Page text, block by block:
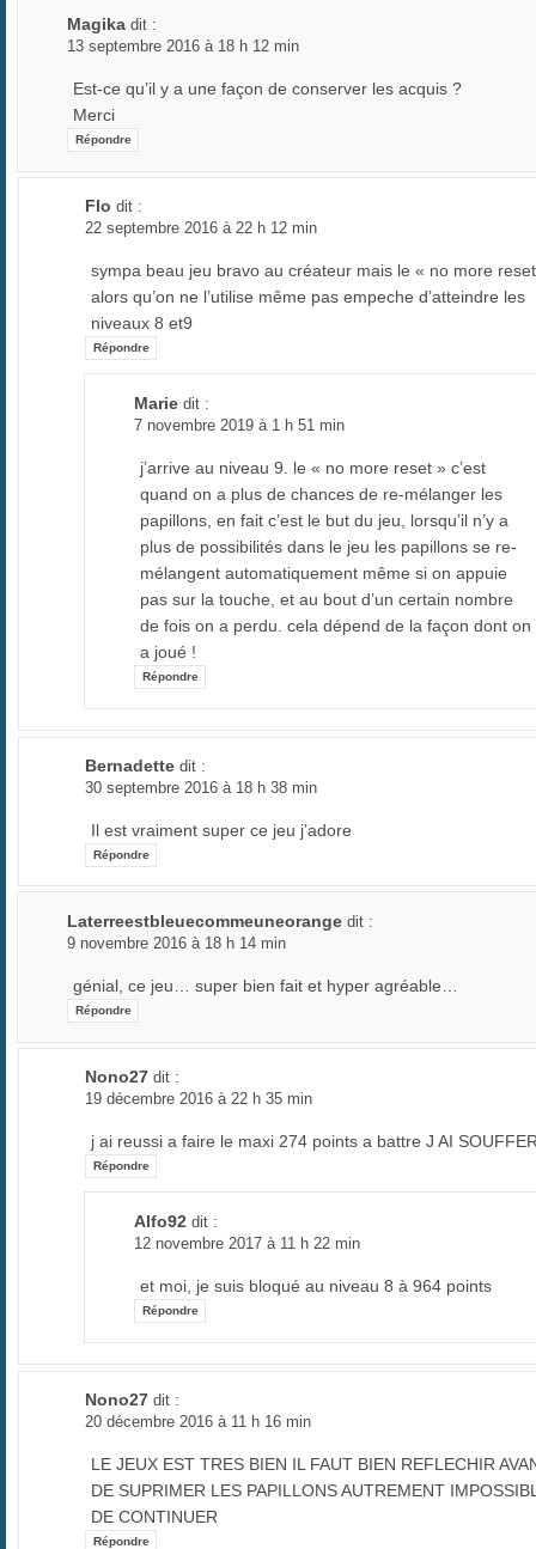
Magika dit :
13 septembre 2016 à 18 h 12 min
Est-ce qu’il y a une façon de conserver les acquis ?
Merci
Répondre
Flo dit :
22 septembre 2016 à 22 h 12 min
sympa beau jeu bravo au créateur mais le « no more
alors qu’on ne l’utilise même pas empeche d’atteindre les
niveaux 8 et9
Répondre
Marie dit :
7 novembre 2019 à 1 h 51 min
j’arrive au niveau 9. le « no more reset » c’est
quand on a plus de chances de re-mélanger les
papillons, en fait c’est le but du jeu, lorsqu’il n’y a
plus de possibilités dans le jeu les papillons se re-
mélangent automatiquement même si on appuie
pas sur la touche, et au bout d’un certain nombre
de fois on a perdu. cela dépend de la façon dont on
a joué !
Répondre
Bernadette dit :
30 septembre 2016 à 18 h 38 min
Il est vraiment super ce jeu j’adore
Répondre
Laterreestbleuecommeuneorange dit :
9 novembre 2016 à 18 h 14 min
génial, ce jeu… super bien fait et hyper agréable…
Répondre
Nono27 dit :
19 décembre 2016 à 22 h 35 min
j ai reussi a faire le maxi 274 points a battre J AI
Répondre
Alfo92 dit :
12 novembre 2017 à 11 h 22 min
et moi, je suis bloqué au niveau 8 à 964 points
Répondre
Nono27 dit :
20 décembre 2016 à 11 h 16 min
LE JEUX EST TRES BIEN IL FAUT BIEN REFLECHIR
DE SUPRIMER LES PAPILLONS AUTREMENT
DE CONTINUER
Répondre